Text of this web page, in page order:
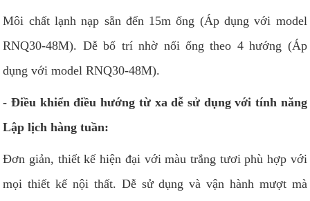
Môi chất lạnh nạp sẵn đến 15m ống (Áp dụng với model
RNQ30-48M). Dễ bố trí nhờ nối ống theo 4 hướng (Áp
dụng với model RNQ30-48M).
- Điều khiển điều hướng từ xa dễ sử dụng với tính năng
Lập lịch hàng tuần:
Đơn giản, thiết kế hiện đại với màu trắng tươi phù hợp với
mọi thiết kế nội thất. Dễ sử dụng và vận hành mượt mà